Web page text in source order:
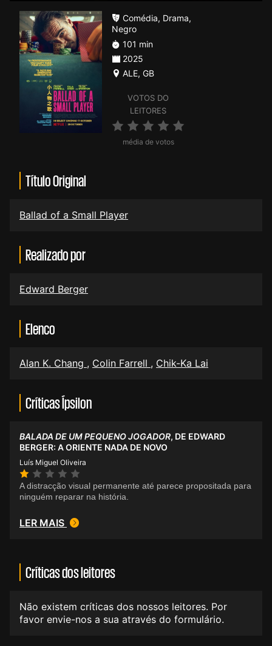
VOTOS DO
LEITORES
média de votos
Comédia, Drama,
Negro
101 min
2025
ALE, GB
Título Original
Ballad of a Small Player
Realizado por
Edward Berger
Elenco
Alan K. Chang , Colin Farrell , Chik-Ka Lai
Críticas Ípsilon
BALADA DE UM PEQUENO JOGADOR, DE EDWARD
BERGER: A ORIENTE NADA DE NOVO
Luís Miguel Oliveira
A distracção visual permanente até parece propositada para
ninguém reparar na história.
LER MAIS
Críticas dos leitores
Não existem críticas dos nossos leitores. Por
favor envie-nos a sua através do formulário.